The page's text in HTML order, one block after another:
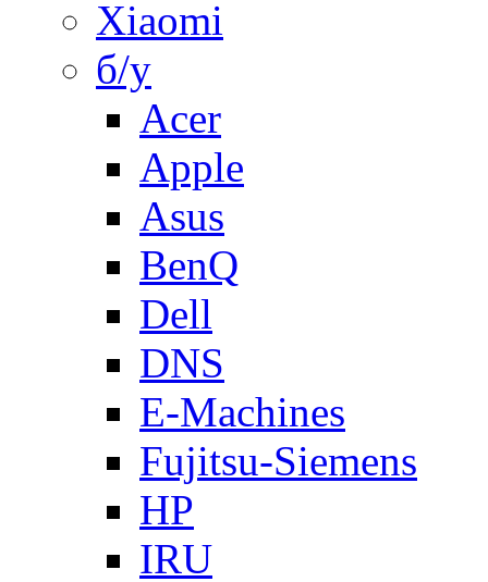
Xiaomi
б/у
Acer
Apple
Asus
BenQ
Dell
DNS
E-Machines
Fujitsu-Siemens
HP
IRU